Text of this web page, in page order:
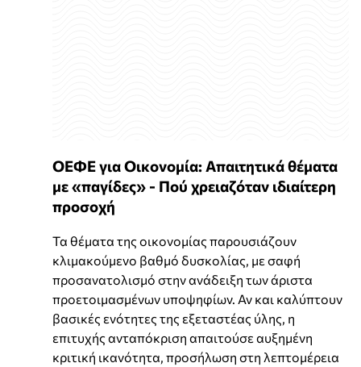
ΟΕΦΕ για Οικονομία: Απαιτητικά θέματα
με «παγίδες» - Πού χρειαζόταν ιδιαίτερη
προσοχή
Τα θέματα της οικονομίας παρουσιάζουν
κλιμακούμενο βαθμό δυσκολίας, με σαφή
προσανατολισμό στην ανάδειξη των άριστα
προετοιμασμένων υποψηφίων. Αν και καλύπτουν
βασικές ενότητες της εξεταστέας ύλης, η
επιτυχής ανταπόκριση απαιτούσε αυξημένη
κριτική ικανότητα, προσήλωση στη λεπτομέρεια